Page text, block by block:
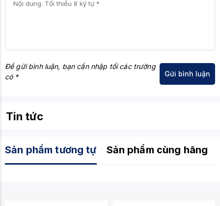
Để gửi bình luận, bạn cần nhập tối các trường
có *
Tin tức
Sản phẩm tương tự Sản phẩm cùng hãng